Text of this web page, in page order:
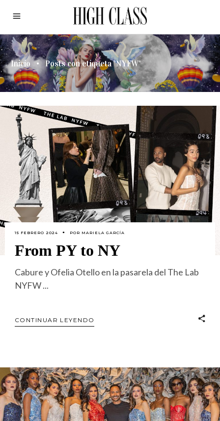
Inicio • Posts con etiqueta "NYFW"
15 FEBRERO 2024 POR MARIELA GARCÍA
From PY to NY
Cabure y Ofelia Otello en la pasarela del The Lab
NYFW
CONTINUAR LEYENDO